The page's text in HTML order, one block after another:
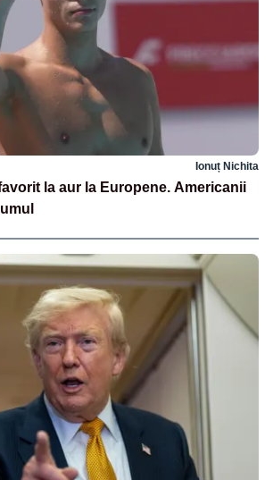
Ionuț Nichita
la aur la Europene. Americanii